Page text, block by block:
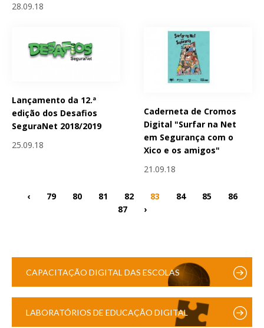
28.09.18
Lançamento da 12.ª
edição dos Desafios
SeguraNet 2018/2019
25.09.18
Caderneta de Cromos
Digital "Surfar na Net
em Segurança com o
Xico e os amigos"
21.09.18
‹ 79 80 81 82 83 84 85
86
87
›
CAPACITAÇÃO DIGITAL DAS ESCOLAS
LABORATÓRIOS DE EDUCAÇÃO DIGITAL